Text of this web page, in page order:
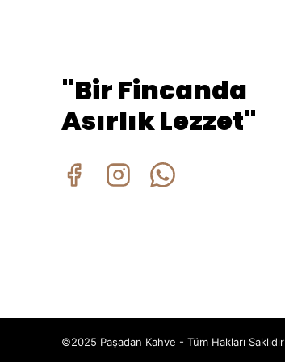
"Bir Fincanda
Asırlık Lezzet"
©2025 Paşadan Kahve - Tüm Hakları Saklıdır